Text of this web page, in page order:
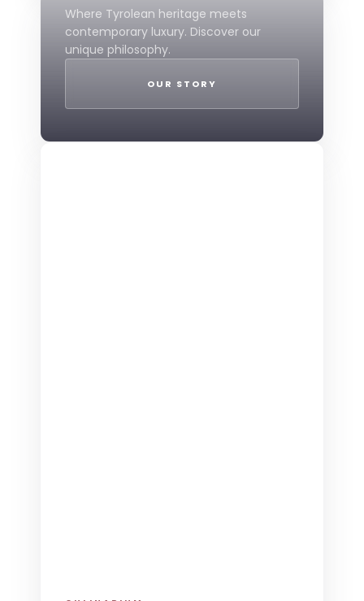
Where Tyrolean heritage meets
contemporary luxury. Discover our
unique philosophy.
OUR STORY